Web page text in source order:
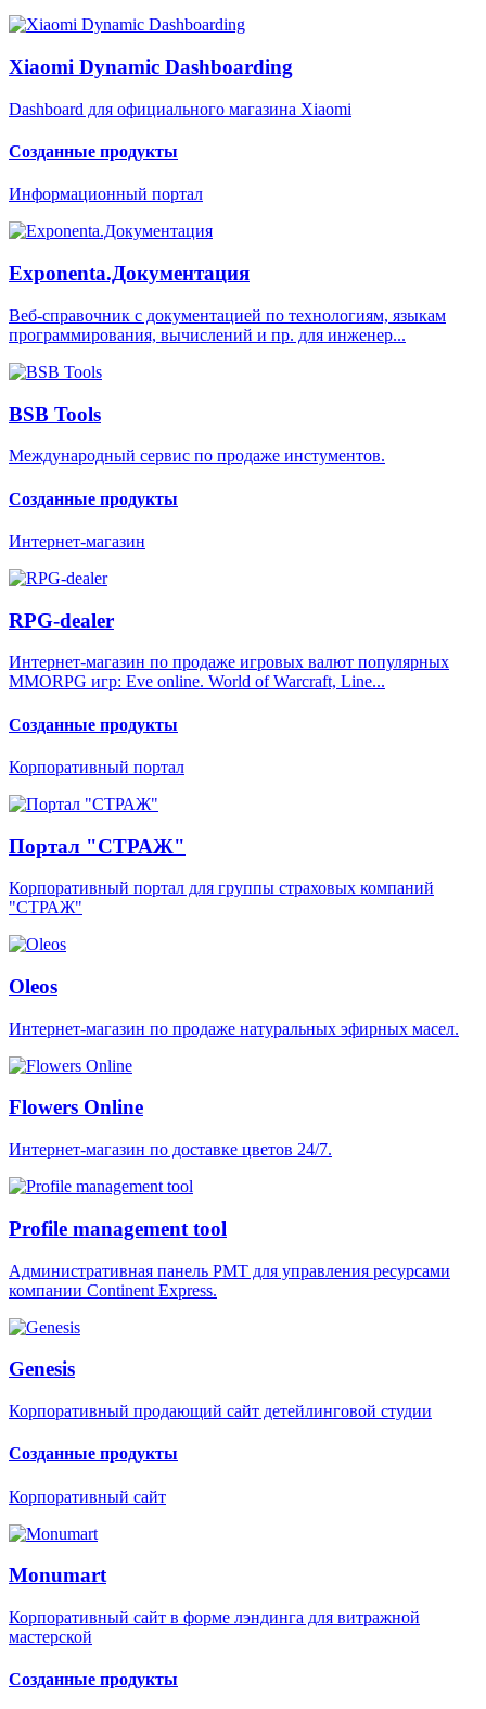
Xiaomi Dynamic Dashboarding
Dashboard для официального магазина Xiaomi
Созданные продукты
Информационный портал
Exponenta.Документация
Веб-справочник с документацией по технологиям, языкам
программирования, вычислений и пр. для инженер...
BSB Tools
Международный сервис по продаже инстументов.
Созданные продукты
Интернет-магазин
RPG-dealer
Интернет-магазин по продаже игровых валют популярных
MMORPG игр: Eve online. World of Warcraft, Line...
Созданные продукты
Корпоративный портал
Портал "СТРАЖ"
Корпоративный портал для группы страховых компаний
"СТРАЖ"
Oleos
Интернет-магазин по продаже натуральных эфирных масел.
Flowers Online
Интернет-магазин по доставке цветов 24/7.
Profile management tool
Административная панель PMT для управления ресурсами
компании Continent Express.
Genesis
Корпоративный продающий сайт детейлинговой студии
Созданные продукты
Корпоративный сайт
Monumart
Корпоративный сайт в форме лэндинга для витражной
мастерской
Созданные продукты